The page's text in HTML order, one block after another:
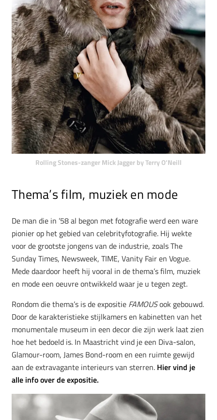
Rolling Stones-zanger Mick Jagger by Terry O’Neill
Thema’s film, muziek en mode
De man die in ’58 al begon met fotografie werd een ware
pionier op het gebied van celebrityfotografie. Hij wekte
voor de grootste jongens van de industrie, zoals The
Sunday Times, Newsweek, TIME, Vanity Fair en Vogue.
Mede daardoor heeft hij vooral in de thema’s film, muziek
en mode een oeuvre ontwikkeld waar je u tegen zegt.
Rondom die thema’s is de expositie FAMOUSook gebouwd.
Door de karakteristieke stijlkamers en kabinetten van het
monumentale museum in een decor die zijn werk laat zien
hoe het bedoeld is. In Maastricht vind je een Diva-salon,
Glamour-room, James Bond-room en een ruimte gewijd
aan de extravagante interieurs van sterren. Hier vind je
alle info over de expositie.